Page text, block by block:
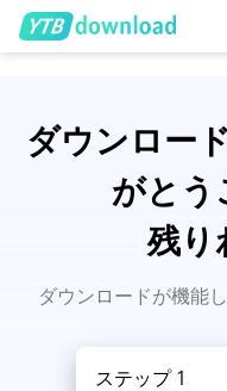
ダウンロー
がとう
残り
ダウンロードが機能
ステップ 1